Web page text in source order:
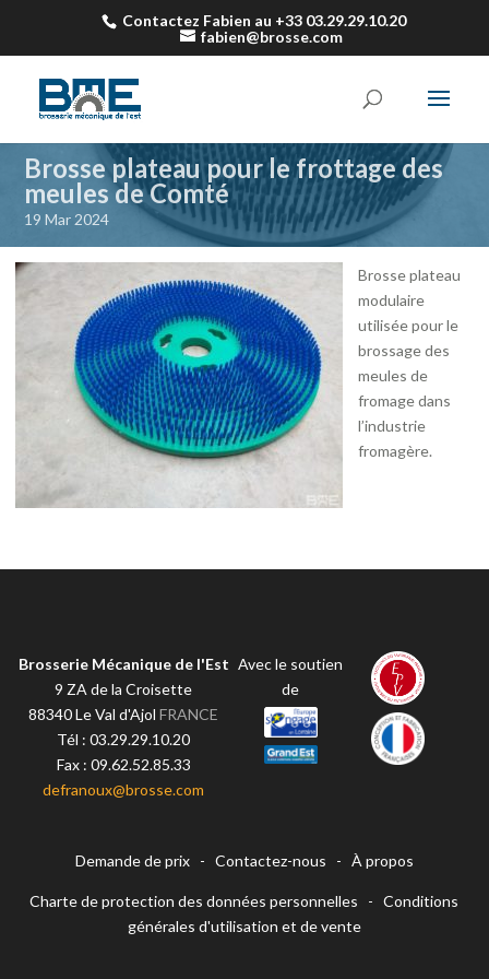
Contactez Fabien au +33 03.29.29.10.20
fabien@brosse.com
Brosse plateau pour le frottage des
meules de Comté
19 Mar 2024
Brosse plateau
modulaire
utilisée pour le
brossage des
meules de
fromage dans
l’industrie
fromagère.
Brosserie Mécanique de l'Est
9 ZA de la Croisette
88340Le Val d'Ajol FRANCE
Tél :03.29.29.10.20
Fax : 09.62.52.85.33
defranoux@brosse.com
Avec le soutien
de
Demande de prix- Contactez-nous - À propos
Charte de protection des données personnelles -Conditions
générales d'utilisation et de vente